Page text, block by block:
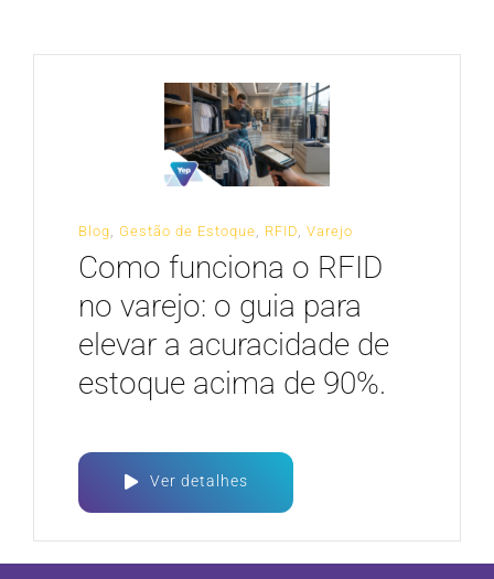
Blog, Gestão de Estoque, RFID, Varejo
Como funciona o RFID
no varejo: o guia para
elevar a acuracidade de
estoque acima de 90%.
Ver detalhes